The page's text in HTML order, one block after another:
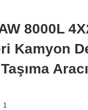
8000L
Kamyon
Aracı
1